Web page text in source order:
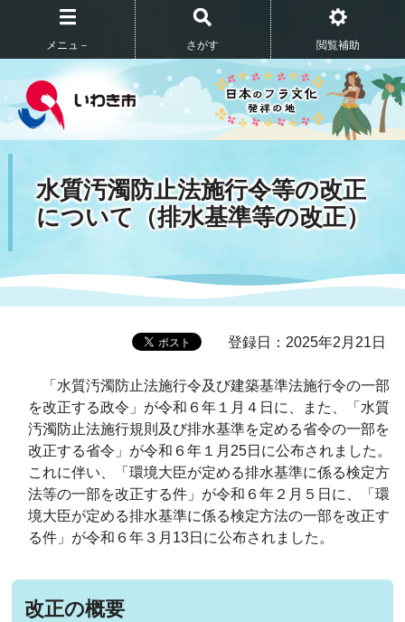
メニュ－ さがす 閲覧補助
水質汚濁防止法施行令等の改正
について（排水基準等の改正）
登録日：2025年2月21日
「水質汚濁防止法施行令及び建築基準法施行令の一部
を改正する政令」が令和６年１月４日に、また、「水質
汚濁防止法施行規則及び排水基準を定める省令の一部を
改正する省令」が令和６年１月25日に公布されました。
これに伴い、「環境大臣が定める排水基準に係る検定方
法等の一部を改正する件」が令和６年２月５日に、「環
境大臣が定める排水基準に係る検定方法の一部を改正す
る件」が令和６年３月13日に公布されました。
改正の概要